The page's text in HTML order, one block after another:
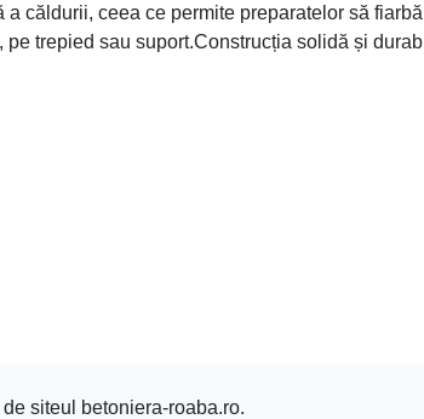
căldurii, ceea ce permite preparatelor să
trepied sau suport.Construcția solidă și
siteul betoniera-roaba.ro.